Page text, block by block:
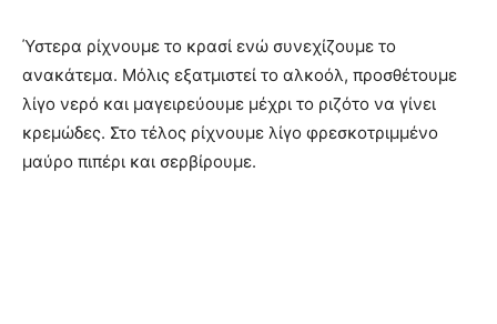
Ύστερα ρίχνουμε το κρασί ενώ συνεχίζουμε το
ανακάτεμα. Μόλις εξατμιστεί το αλκοόλ, προσθέτουμε
λίγο νερό και μαγειρεύουμε μέχρι το ριζότο να γίνει
κρεμώδες. Στο τέλος ρίχνουμε λίγο φρεσκοτριμμένο
μαύρο πιπέρι και σερβίρουμε.